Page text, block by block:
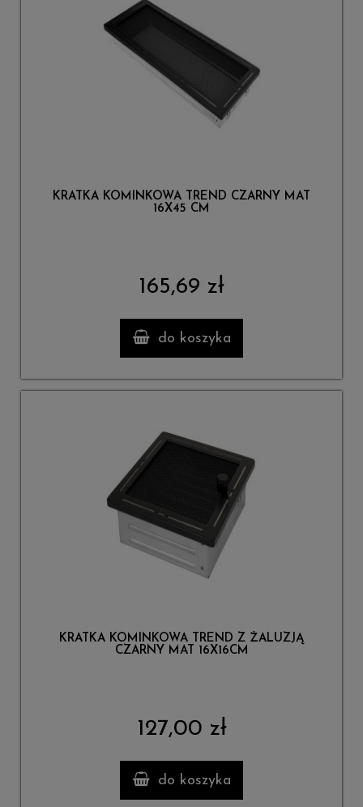
KRATKA KOMINKOWA TREND CZARNY MAT
16X45 CM
165,69 zł
do koszyka
KRATKA KOMINKOWA TREND Z ŻALUZJĄ
CZARNY MAT 16X16CM
127,00 zł
do koszyka